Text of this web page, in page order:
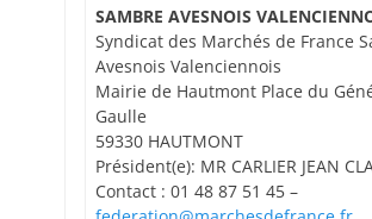
SAMBRE AVESNOIS
Syndicat des Marchés de France
Avesnois Valenciennois
Mairie de Hautmont Place du
Gaulle
59330 HAUTMONT
Président(e): MR CARLIER JEAN
Contact : 01 48 87 51 45 –